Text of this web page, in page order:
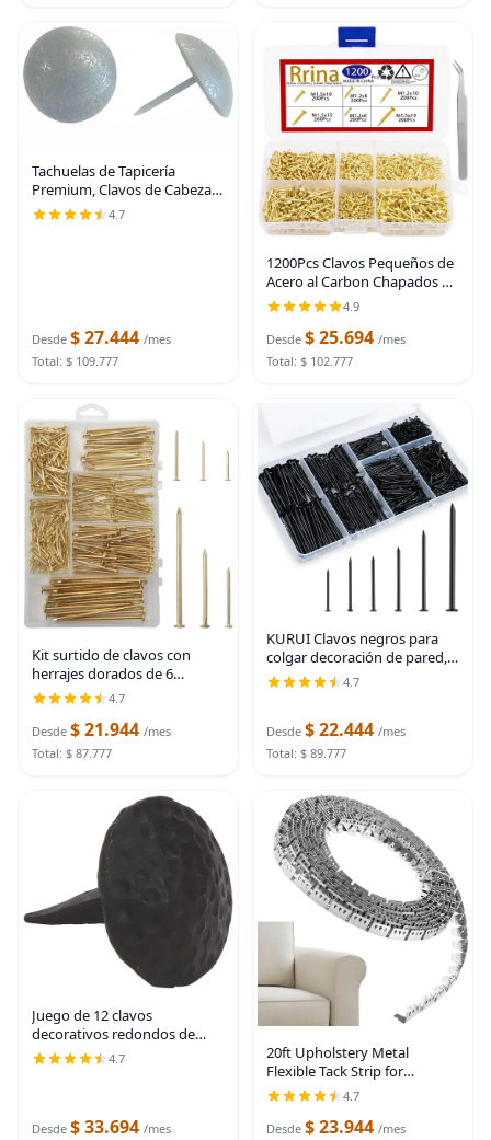
Tachuelas de Tapicería
Premium, Clavos de Cabeza
de 1 pulgada de Diámetro,
Adorno Decorativo Grande
4.7
Desde $ 27.444 /mes
Total: $ 109.777
1200Pcs Clavos Pequeños de
Acero al Carbon Chapados en
Latón para Madera DIY Micro
Surtido 6 Tamaños
4.9
Desde $ 25.694 /mes
Total: $ 102.777
Kit surtido de clavos con
herrajes dorados de 6
tamaños, 358 piezas,
chapado en latón, clavos
para colgar cuadros, clavos
de acabado, clavos para
4.7
Desde $ 21.944 /mes
Total: $ 87.777
KURUI Clavos negros para
colgar decoración de pared,
tapices, cuadros, kit de 700
oficina, 6
4.7
Desde $ 22.444 /mes
Total: $ 89.777
Juego de 12 clavos
decorativos redondos de
hierro, 1 1/4 x 1 pulgada,
forjados a mano, acabado
4.7
Desde $ 33.694 /mes
20ft Upholstery Metal
Flexible Tack Strip for
Furniture, Chairs, Sofas –
Curve-Ease Grip for Easy
Installation
4.7
Desde $ 23.944 /mes